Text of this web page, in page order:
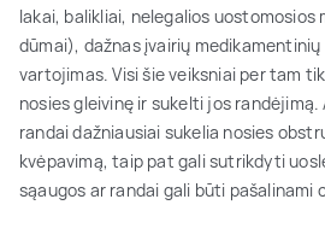
lakai, balikliai, nelegalios uostomosios
dūmai), dažnas įvairių medikamentinių
vartojimas. Visi šie veiksniai per tam
nosies gleivinę ir sukelti jos
randai dažniausiai sukelia nosies
kvėpavimą, taip pat gali sutrikdyti
sąaugos ar randai gali būti pašalinami